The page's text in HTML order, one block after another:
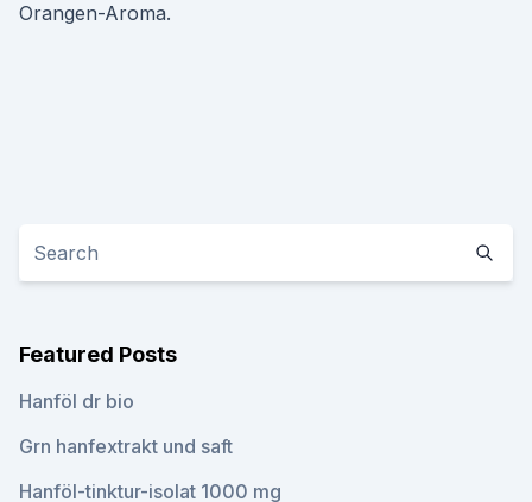
Orangen-Aroma.
Featured Posts
Hanföl dr bio
Grn hanfextrakt und saft
Hanföl-tinktur-isolat 1000 mg